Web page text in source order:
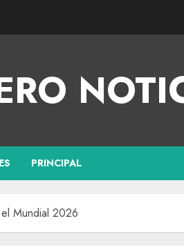
PRINCIPAL
Mundial 2026